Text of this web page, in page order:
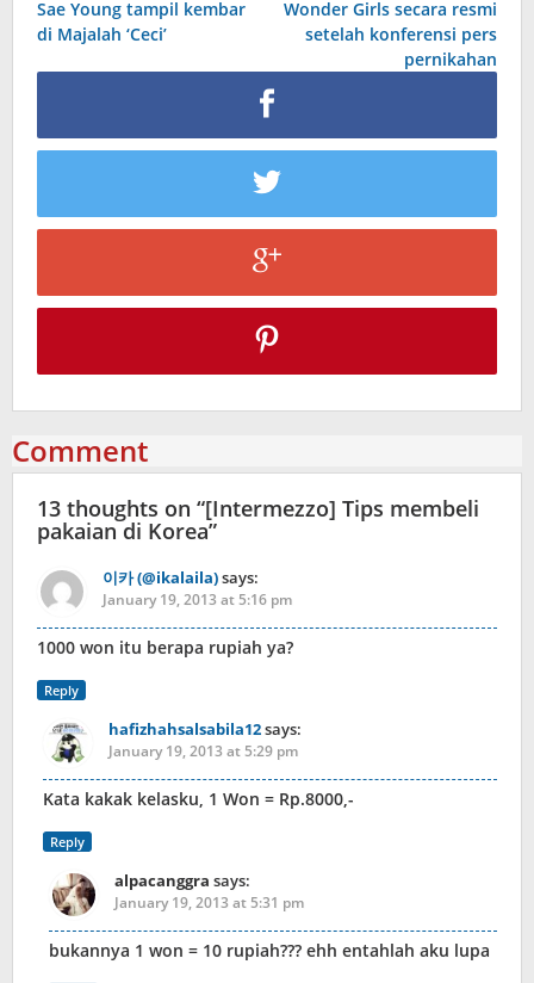
Sae Young tampil kembar
di Majalah ‘Ceci’
Wonder Girls secara resmi
setelah konferensi pers
pernikahan
Comment
13 thoughts on “[Intermezzo] Tips membeli
pakaian di Korea”
이카 (@ikalaila)says:
January 19, 2013 at 5:16 pm
1000 won itu berapa rupiah ya?
Reply
hafizhahsalsabila12says:
January 19, 2013 at 5:29 pm
Kata kakak kelasku, 1 Won = Rp.8000,-
Reply
alpacanggra says:
January 19, 2013 at 5:31 pm
bukannya 1 won = 10 rupiah??? ehh entahlah aku lupa